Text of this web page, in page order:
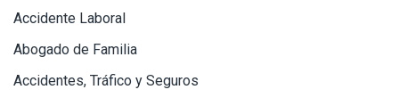
Accidente Laboral
Abogado de Familia
Accidentes, Tráfico y Seguros